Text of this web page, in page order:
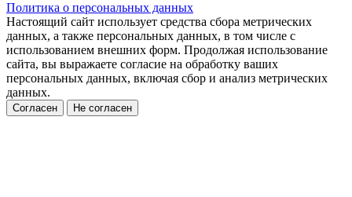
Политика о персональных данных
Настоящий сайт использует средства сбора метрических
данных, а также персональных данных, в том числе с
использованием внешних форм. Продолжая использование
сайта, вы выражаете согласие на обработку ваших
персональных данных, включая сбор и анализ метрических
данных.
Согласен Не согласен